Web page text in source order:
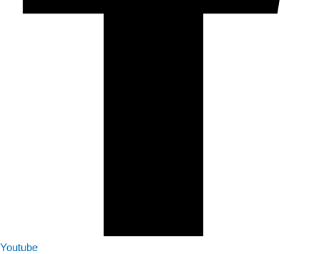
Youtube